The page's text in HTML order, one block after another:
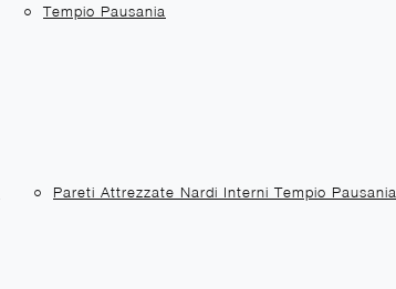
Tempio Pausania
Pareti Attrezzate Nardi Interni Tempio Pausania